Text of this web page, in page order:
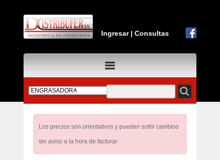
Ingresar|Consultas
Los precios son orientativos y pueden sufrir cambios
sin aviso a la hora de facturar